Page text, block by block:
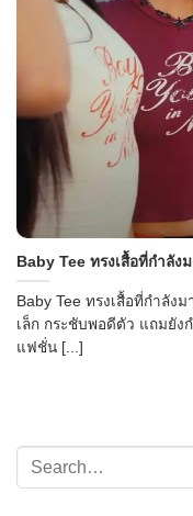
Baby Tee ทรงเสื้อที่กำลัง
Baby Tee ทรงเสื้อที่กำลัง
เล็ก กระชับพอดีตัว แถมยัง
แฟชั่น [...]